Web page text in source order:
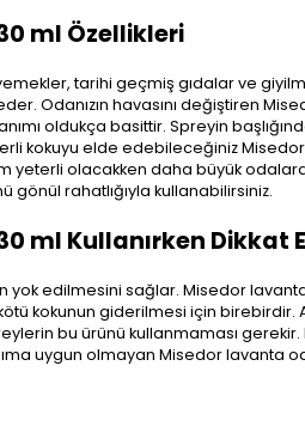
ml Özellikleri
tarihi geçmiş gıdalar ve
Odanızın havasını değiştiren
oldukça basittir. Spreyin
kokuyu elde edebileceğiniz
yeterli olacakken daha büyük
gönül rahatlığıyla kullanabilirsiniz.
ml Kullanırken Dikkat
yok edilmesini sağlar. Misedor
kokunun giderilmesi için
bu ürünü kullanmaması
uygun olmayan Misedor lavanta